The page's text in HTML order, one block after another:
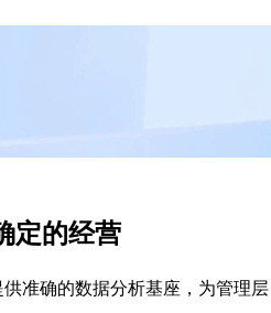
定的经营
准确的数据分析基座，为管理层